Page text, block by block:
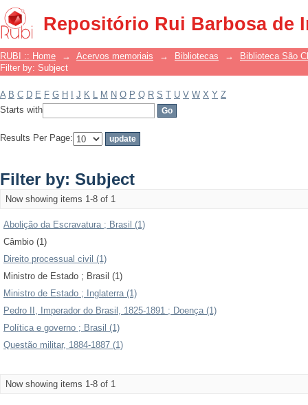
Repositório Rui Barbosa de
Filter by: Subject
RUBI :: Home → Acervos memoriais → Bibliotecas →
Biblioteca São
Filter by: Subject
A B C D E F G H J K L M N O P Q R S T U V W X Y Z
Starts with
Results Per Page:
Filter by: Subject
Now showing items 1-8 of 1
Abolição da Escravatura ; Brasil (1)
Câmbio (1)
Direito processual civil (1)
Ministro de Estado ; Brasil (1)
Ministro de Estado ; Inglaterra (1)
Pedro II, Imperador do Brasil, 1825-1891 ; Doença (1)
Política e governo ; Brasil (1)
Questão militar, 1884-1887 (1)
Now showing items 1-8 of 1